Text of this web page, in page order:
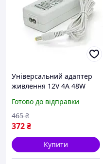
Універсальний адаптер
живлення 12V 4A 48W
живлення штекер
зарядний пристрій 1 м
buzyna
Готово до відправки
372₴
465 ₴
Купити